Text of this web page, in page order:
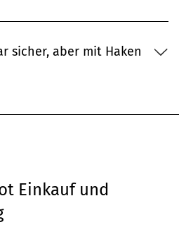
sicher, aber mit Haken
Einkauf und